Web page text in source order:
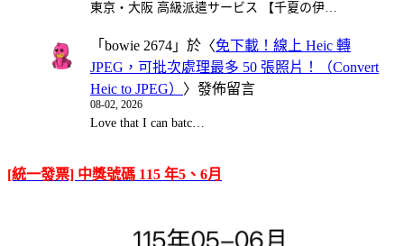
東京・大阪 高級派遣サービス 【千夏の伊…
「 bowie 2674 」於〈免下載！線上 Heic 轉
JPEG，可批次處理最多 50 張照片！（Convert
Heic to JPEG） 〉發佈留言
08-02, 2026
Love that I can batc…
[統一發票] 中獎號碼 115 年5、6月